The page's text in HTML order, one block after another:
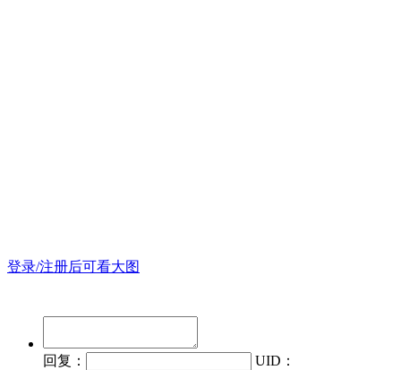
登录/注册后可看大图
回复： UID：